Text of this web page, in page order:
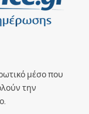
μέσο που
την